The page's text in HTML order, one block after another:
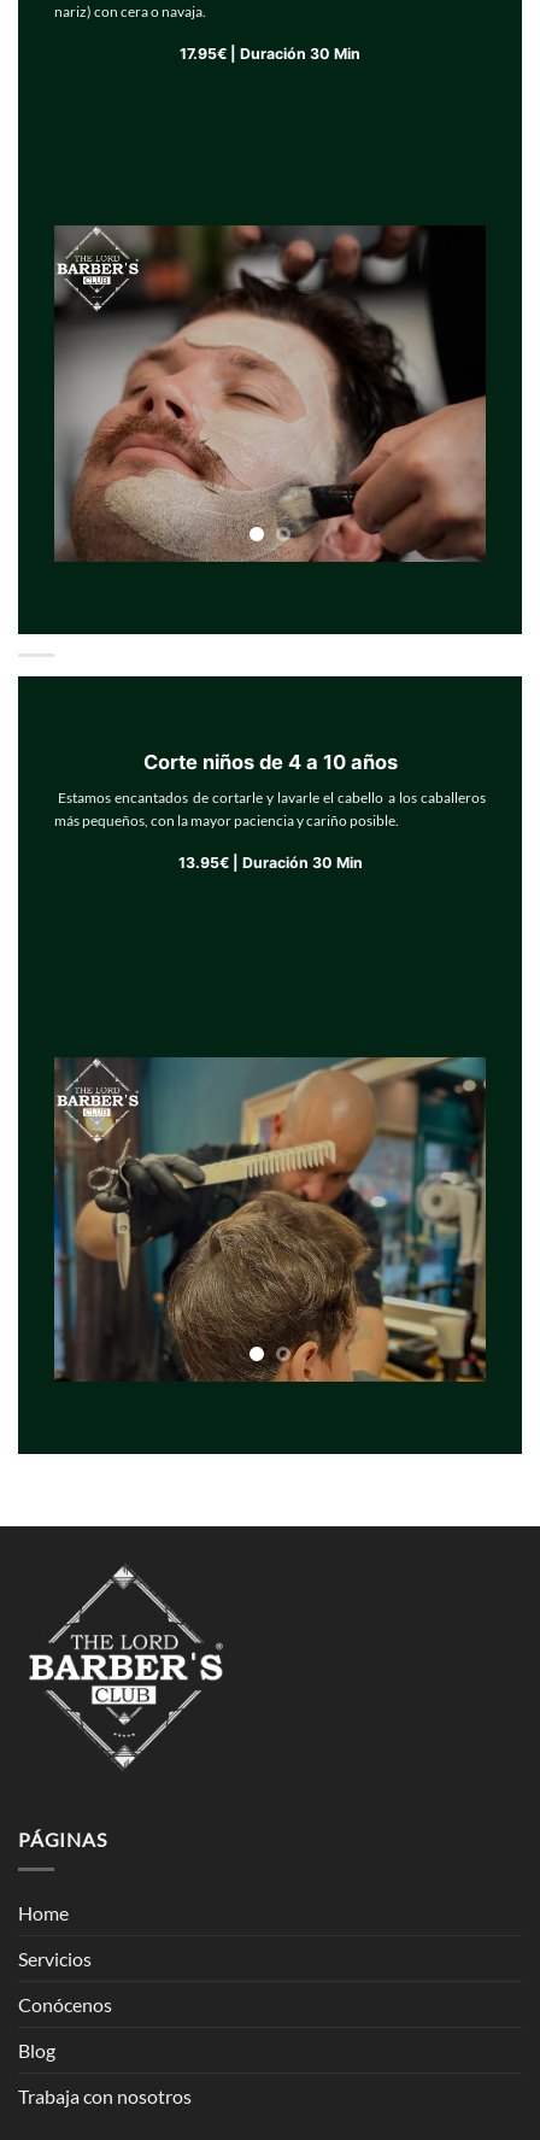
nariz) con cera o navaja.
17.95€ | Duración 30 Min
Corte niños de 4 a 10 años
Estamos encantados de cortarle y lavarle el cabello a los caballeros
más pequeños, con la mayor paciencia y cariño posible.
13.95€ | Duración 30 Min
PÁGINAS
Home
Servicios
Conócenos
Blog
Trabaja con nosotros